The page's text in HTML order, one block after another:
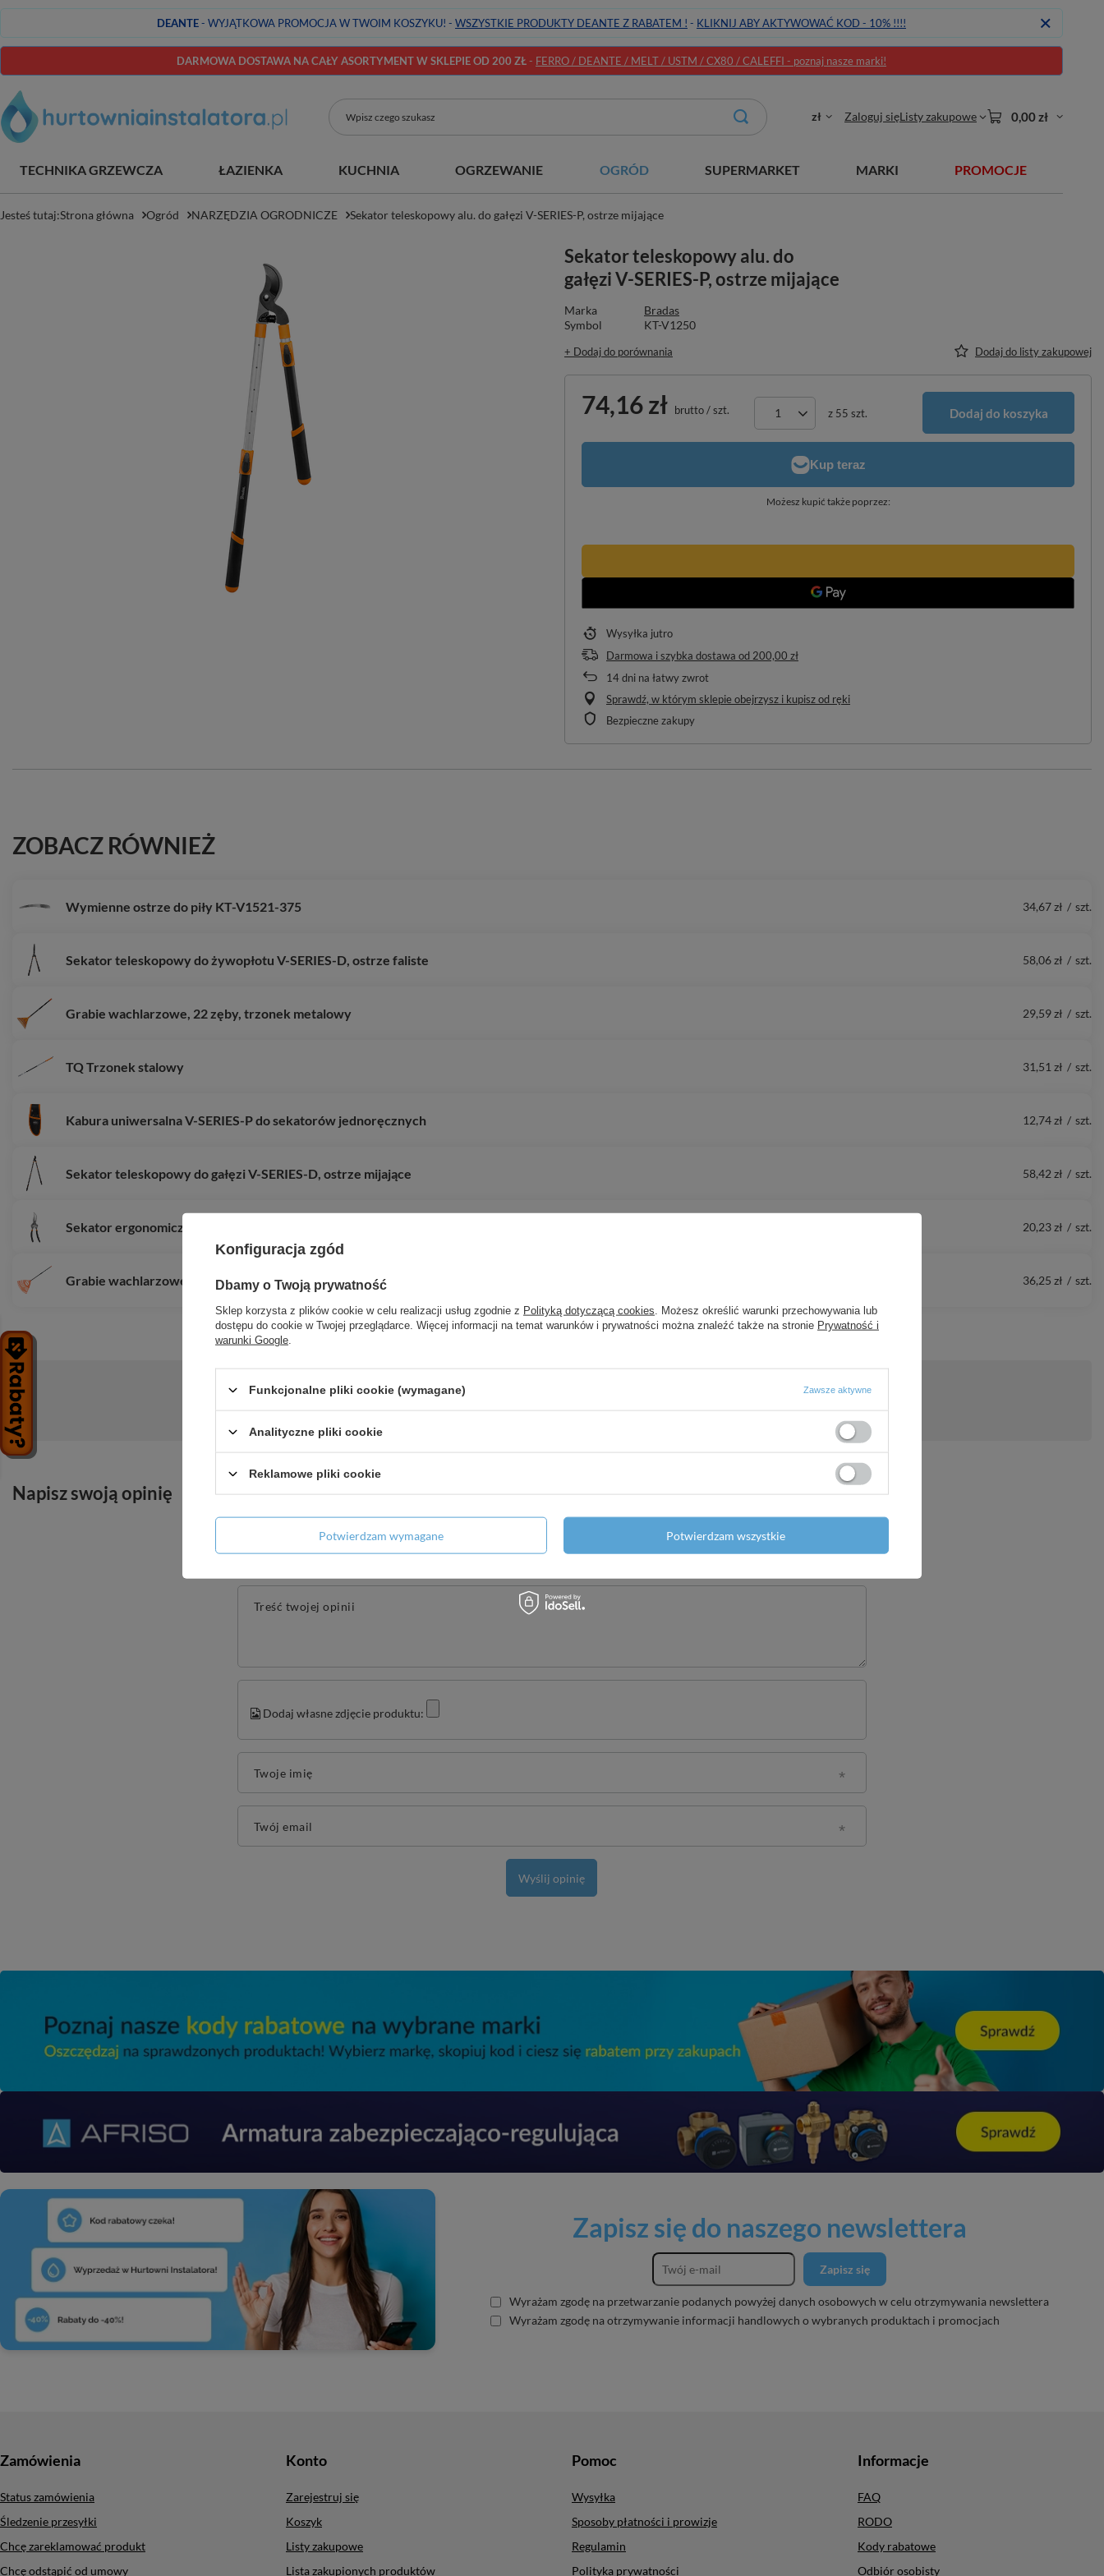
DEANTE- WYJĄTKOWA PROMOCJA W TWOIM KOSZYKU! - WSZYSTKIE PRODUKTY DEANTE Z RABATEM ! - KLIKNIJ ABY AKTYWOWAĆ KOD - 10% !!!!
DARMOWA DOSTAWA NA CAŁY ASORTYMENT W SKLEPIE OD 200 ZŁ- FERRO / DEANTE / MELT / USTM / CX80 / CALEFFI - poznaj nasze marki!
zł Zaloguj sięListy zakupowe 0,00 zł
TECHNIKA GRZEWCZA ŁAZIENKA KUCHNIA OGRZEWANIE OGRÓD SUPERMARKET MARKI PROMOCJE
Jesteś tutaj:Strona główna Ogród NARZĘDZIA OGRODNICZE Sekator teleskopowy alu. do gałęzi V-SERIES-P, ostrze mijające
Sekator teleskopowy alu. do
gałęzi V-SERIES-P, ostrze mijające
Marka
Bradas
Symbol
KT-V1250
+ Dodaj do porównania Dodaj do listy zakupowej
74,16 zł brutto/szt. z 55 szt. Dodaj do koszyka
Możesz kupić także poprzez:
Wysyłka jutro
Darmowa i szybka dostawa od 200,00 zł
14dni na łatwy zwrot
Sprawdź, w którym sklepie obejrzysz i kupisz od ręki
Bezpieczne zakupy
ZOBACZ RÓWNIEŻ
Wymienne ostrze do piły KT-V1521-375 34,67 zł / szt.
Sekator teleskopowy do żywopłotu V-SERIES-D, ostrze faliste 58,06 zł / szt.
Grabie wachlarzowe, 22 zęby, trzonek metalowy 29,59 zł / szt.
TQ Trzonek stalowy 31,51 zł / szt.
Kabura uniwersalna V-SERIES-P do sekatorów jednoręcznych 12,74 zł / szt.
Sekator teleskopowy do gałęzi V-SERIES-D, ostrze mijające 58,42 zł / szt.
Sekator ergonomiczny 8,5" CARBON-STEEL 20,23 zł / szt.
Grabie wachlarzowe, 26 zębów, trzonek metalowy 36,25 zł / szt.
Potrzebujesz pomocy? Masz pytania?
Napisz swoją opinię
5/5
Treść twojej opinii
Dodaj własne zdjęcie produktu:
Twoje imię
Twój email
Wyślij opinię
Zapisz się do naszego newslettera
Zapisz się
Wyrażam zgodę na przetwarzanie podanych powyżej danych osobowych w celu otrzymywania newslettera
Wyrażam zgodę na otrzymywanie informacji handlowych o wybranych produktach i promocjach
Zamówienia
Status zamówienia
Śledzenie przesyłki
Chcę zareklamować produkt
Chcę odstąpić od umowy
Konto
Zarejestruj się
Koszyk
Listy zakupowe
Lista zakupionych produktów
Pomoc
Wysyłka
Sposoby płatności i prowizje
Regulamin
Polityka prywatności
Informacje
FAQ
RODO
Kody rabatowe
Odbiór osobisty
Konfiguracja zgód
Dbamy o Twoją prywatność
Sklep korzysta z plików cookie w celu realizacji usług zgodnie z Polityką dotyczącą cookies . Możesz określić warunki przechowywania lub
dostępu do cookie w Twojej przeglądarce. Więcej informacji na temat warunków i prywatności można znaleźć także na stronie Prywatność i
warunki Google
Funkcjonalne pliki cookie (wymagane) Zawsze aktywne
Analityczne pliki cookie
Reklamowe pliki cookie
Potwierdzam wymagane Potwierdzam wszystkie